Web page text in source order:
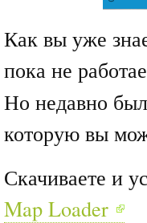
Как вы уже
пока не
Но недавно
которую вы
Скачиваете и
Map Loader